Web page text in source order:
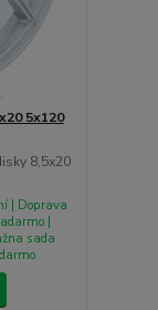
5x120
8,5x20
| Doprava
|
sada